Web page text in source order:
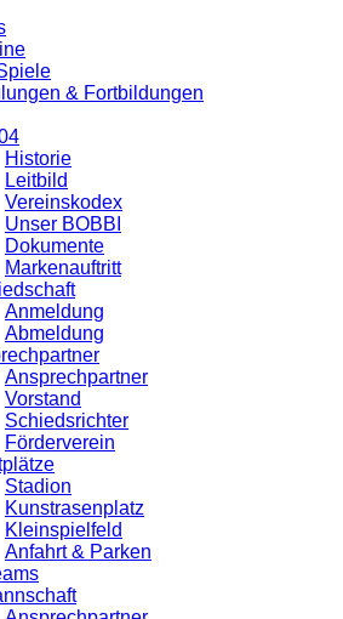
& Fortbildungen
Historie
Leitbild
Vereinskodex
Unser BOBBI
Dokumente
Markenauftritt
Anmeldung
Abmeldung
Ansprechpartner
Vorstand
Schiedsrichter
Förderverein
Stadion
Kunstrasenplatz
Kleinspielfeld
Anfahrt & Parken